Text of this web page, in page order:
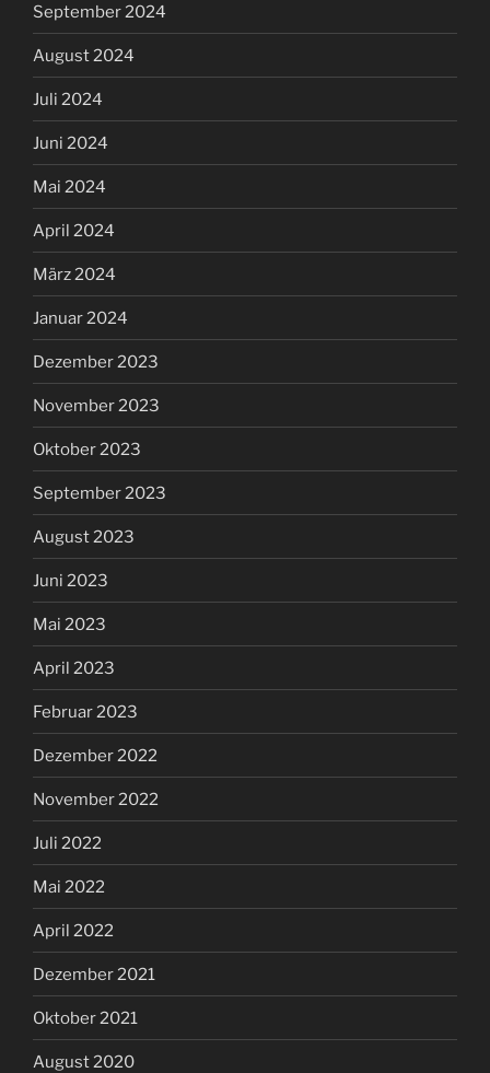
September 2024
August 2024
Juli 2024
Juni 2024
Mai 2024
April 2024
März 2024
Januar 2024
Dezember 2023
November 2023
Oktober 2023
September 2023
August 2023
Juni 2023
Mai 2023
April 2023
Februar 2023
Dezember 2022
November 2022
Juli 2022
Mai 2022
April 2022
Dezember 2021
Oktober 2021
August 2020